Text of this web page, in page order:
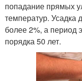
попадание прямых
температур. Усадка
более 2%, а период
порядка 50 лет.